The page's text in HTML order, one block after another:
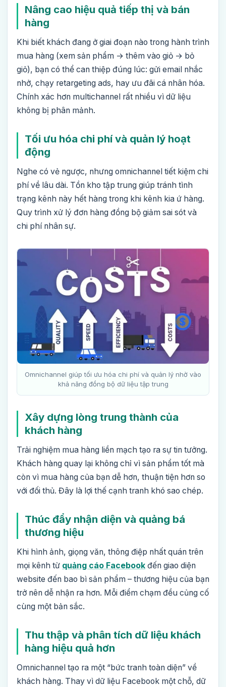
Nâng cao hiệu quả tiếp thị và bán
hàng
Khi biết khách đang ở giai đoạn nào trong hành trình
mua hàng (xem sản phẩm → thêm vào giỏ → bỏ
giỏ), bạn có thể can thiệp đúng lúc: gửi email nhắc
nhở, chạy retargeting ads, hay ưu đãi cá nhân hóa.
Chính xác hơn multichannel rất nhiều vì dữ liệu
không bị phân mảnh.
Tối ưu hóa chi phí và quản lý hoạt
động
Nghe có vẻ ngược, nhưng omnichannel tiết kiệm chi
phí về lâu dài. Tồn kho tập trung giúp tránh tình
trạng kênh này hết hàng trong khi kênh kia ứ hàng.
Quy trình xử lý đơn hàng đồng bộ giảm sai sót và
chi phí nhân sự.
Omnichannel giúp tối ưu hóa chi phí và quản lý nhờ vào
khả năng đồng bộ dữ liệu tập trung
Xây dựng lòng trung thành của
khách hàng
Trải nghiệm mua hàng liền mạch tạo ra sự tin tưởng.
Khách hàng quay lại không chỉ vì sản phẩm tốt mà
còn vì mua hàng của bạn dễ hơn, thuận tiện hơn so
với đối thủ. Đây là lợi thế cạnh tranh khó sao chép.
Thúc đẩy nhận diện và quảng bá
thương hiệu
Khi hình ảnh, giọng văn, thông điệp nhất quán trên
mọi kênh từ quảng cáo Facebook đến giao diện
website đến bao bì sản phẩm – thương hiệu của bạn
trở nên dễ nhận ra hơn. Mỗi điểm chạm đều củng cố
cùng một bản sắc.
Thu thập và phân tích dữ liệu khách
hàng hiệu quả hơn
Omnichannel tạo ra một “bức tranh toàn diện” về
khách hàng. Thay vì dữ liệu Facebook một chỗ, dữ